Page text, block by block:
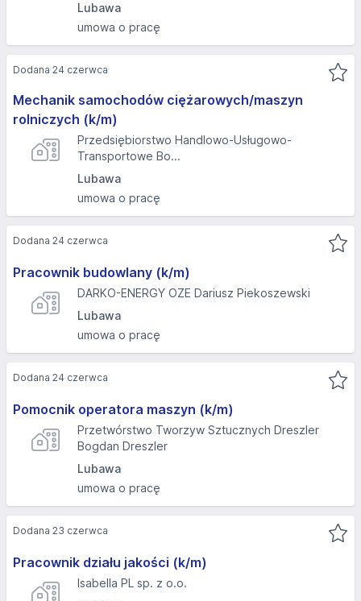
Lubawa
umowa o pracę
Mechanik samochodów ciężarowych/maszyn
rolniczych (k/m)
Przedsiębiorstwo Handlowo-Usługowo-
Transportowe Bo...
Lubawa
umowa o pracę
Dodana 24 czerwca
Pracownik budowlany (k/m)
DARKO-ENERGY OZE Dariusz Piekoszewski
Lubawa
umowa o pracę
Dodana 24 czerwca
Pomocnik operatora maszyn (k/m)
Przetwórstwo Tworzyw Sztucznych Dreszler
Bogdan Dreszler
Lubawa
umowa o pracę
Dodana 24 czerwca
Pracownik działu jakości (k/m)
Isabella PL sp. z o.o.
Dodana 23 czerwca